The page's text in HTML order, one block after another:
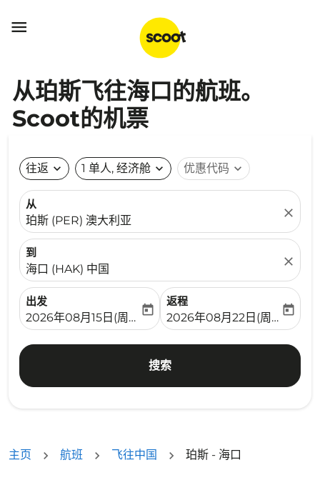

从珀斯飞往海口的航班。
Scoot的机票
往返 expand_more 1 单人, 经济舱 expand_more 优惠代码 expand_more
从
珀斯 (PER) 澳大利亚
close
到
海口 (HAK) 中国
close
出发
fc-booking-departure-date-aria-label
2026年08月15日(周六)
today
返程
fc-booking-return-date-
2026年08月22日(周六)
today
搜索
主页 航班 飞往中国 珀斯 - 海口